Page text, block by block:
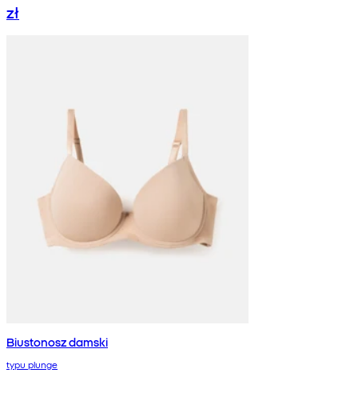
zł
Biustonosz damski
typu plunge